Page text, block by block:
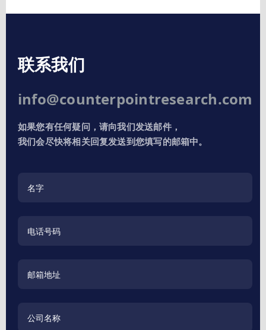
联系我们
info@counterpointresearch.com
如果您有任何疑问，请向我们发送邮件，
我们会尽快将相关回复发送到您填写的邮箱中。